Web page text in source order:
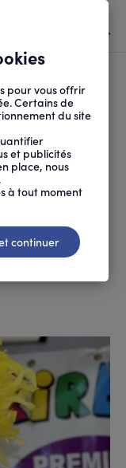
RIRE REND ...
»,
pour vous offrir
Certains de
du site
et publicités
place, nous
à tout moment
continuer